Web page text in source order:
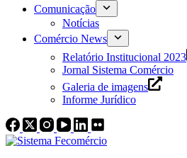
Comunicação
Notícias
Comércio News
Relatório Institucional 2023
Jornal Sistema Comércio
Galeria de imagens
Informe Jurídico